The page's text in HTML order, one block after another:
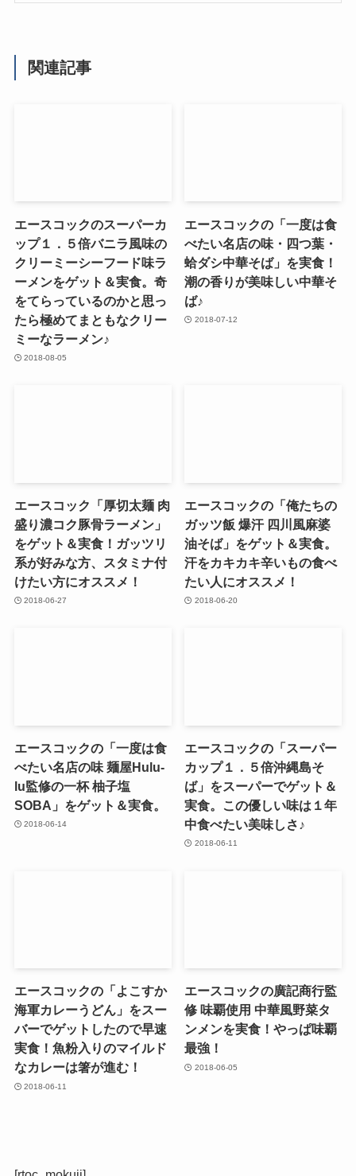
関連記事
エースコックのスーパーカ
ップ１．５倍バニラ風味の
クリーミーシーフード味ラ
ーメンをゲット＆実食。奇
をてらっているのかと思っ
たら極めてまともなクリー
ミーなラーメン♪
2018-08-05
エースコックの「一度は食
べたい名店の味・四つ葉・
蛤ダシ中華そば」を実食！
潮の香りが美味しい中華そ
ば♪
2018-07-12
エースコック「厚切太麺 肉
盛り濃コク豚骨ラーメン」
をゲット＆実食！ガッツリ
系が好みな方、スタミナ付
けたい方にオススメ！
2018-06-27
エースコックの「俺たちの
ガッツ飯 爆汗 四川風麻婆
油そば」をゲット＆実食。
汗をカキカキ辛いもの食べ
たい人にオススメ！
2018-06-20
エースコックの「一度は食
べたい名店の味 麺屋Hulu-
lu監修の一杯 柚子塩
SOBA」をゲット＆実食。
2018-06-14
エースコックの「スーパー
カップ１．５倍沖縄島そ
ば」をスーパーでゲット＆
実食。この優しい味は１年
中食べたい美味しさ♪
2018-06-11
エースコックの「よこすか
海軍カレーうどん」をスー
バーでゲットしたので早速
実食！魚粉入りのマイルド
なカレーは箸が進む！
2018-06-11
エースコックの廣記商行監
修 味覇使用 中華風野菜タ
ンメンを実食！やっぱ味覇
最強！
2018-06-05